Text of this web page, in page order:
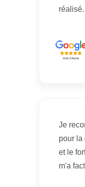
réalisé.
Je
pour la
et le
m'a